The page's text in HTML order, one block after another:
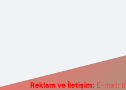
Reklam ve İletişim: E-mail: